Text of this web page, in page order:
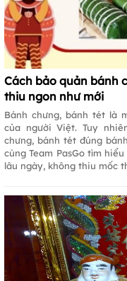
Cách bảo quản bánh
thiu ngon như mới
Bánh chưng, bánh tét là
của người Việt. Tuy
chưng, bánh tét đúng
cùng Team PasGo tìm
lâu ngày, không thiu mốc